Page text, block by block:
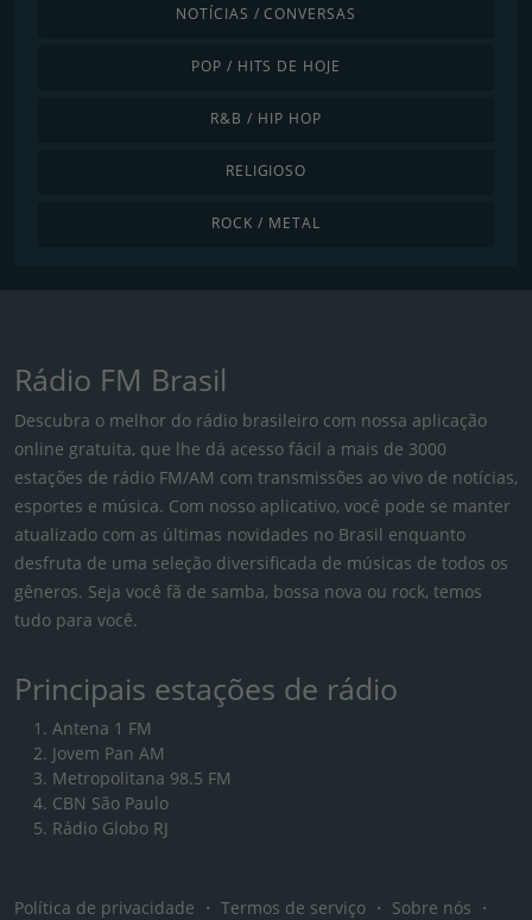
NOTÍCIAS / CONVERSAS
POP / HITS DE HOJE
R&B / HIP HOP
RELIGIOSO
ROCK / METAL
Rádio FM Brasil
Descubra o melhor do rádio brasileiro com nossa aplicação
online gratuita, que lhe dá acesso fácil a mais de 3000
estações de rádio FM/AM com transmissões ao vivo de notícias,
esportes e música. Com nosso aplicativo, você pode se manter
atualizado com as últimas novidades no Brasil enquanto
desfruta de uma seleção diversificada de músicas de todos os
gêneros. Seja você fã de samba, bossa nova ou rock, temos
tudo para você.
Principais estações de rádio
Antena 1 FM
Jovem Pan AM
Metropolitana 98.5 FM
CBN São Paulo
Rádio Globo RJ
Política de privacidade ・ Termos de serviço ・ Sobre nós ・